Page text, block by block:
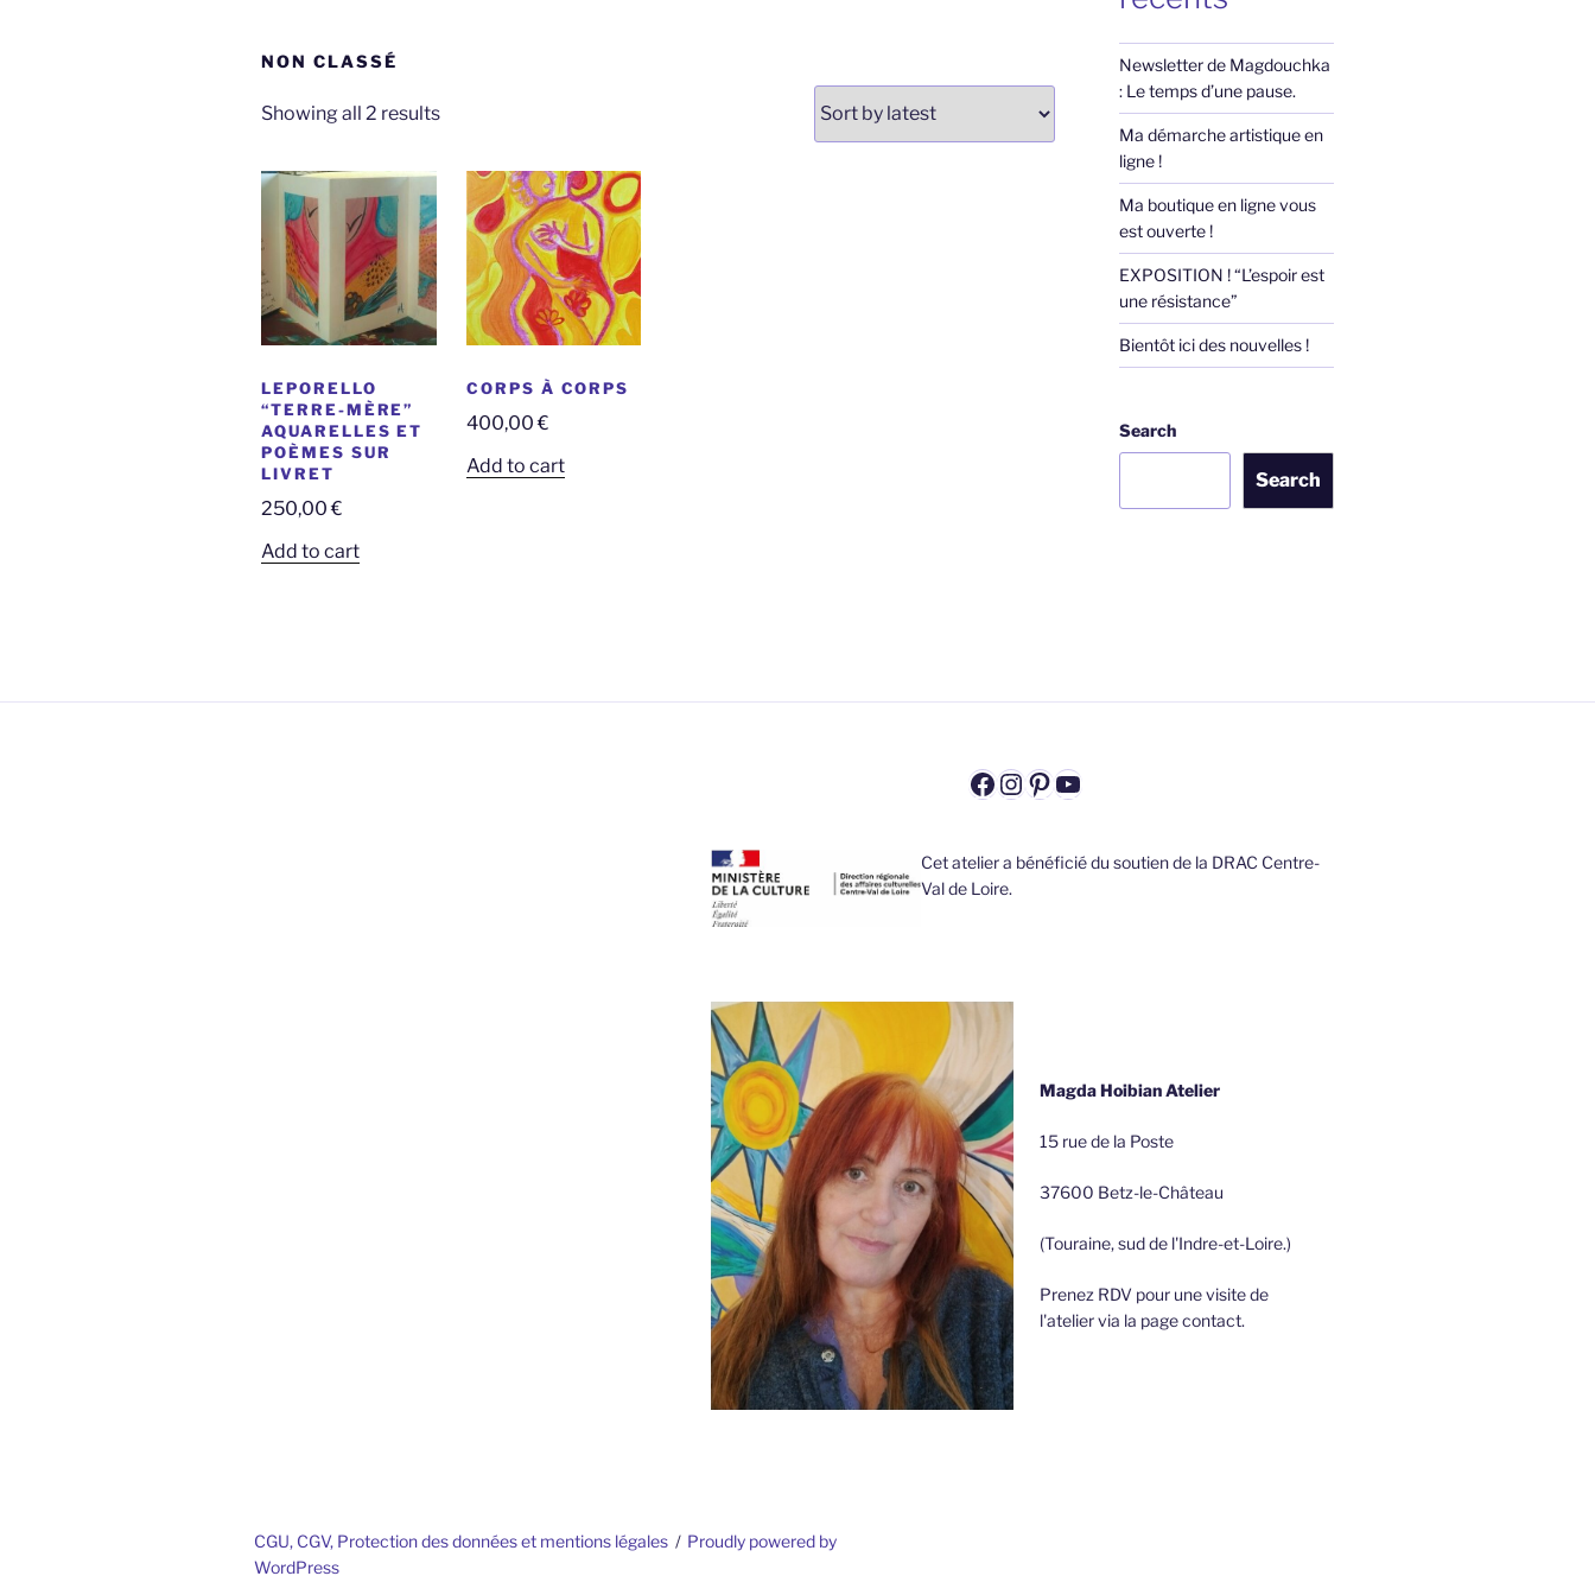
NON CLASSÉ
Showing all 2 resultsSorted
latest
LEPORELLO
“TERRE-MÈRE”
AQUARELLES ET
POÈMES SUR
LIVRET
250,00€
Add to cart
CORPS À CORPS
400,00€
Add to cart
Newsletter de Magdouchka
: Le temps d’une pause.
Ma démarche artistique en
ligne !
Ma boutique en ligne vous
est ouverte !
EXPOSITION ! “L’espoir est
une résistance”
Bientôt ici des nouvelles !
Search
Search
Facebook
Instagram
Pinterest
YouTube
Cet atelier a bénéficié du soutien de la DRAC Centre-
Val de Loire.
Magda Hoibian Atelier
15 rue de la Poste
37600 Betz-le-Château
(Touraine, sud de l'Indre-et-Loire.)
Prenez RDV pour une visite de
l'atelier via la page contact.
CGU, CGV, Protection des données et mentions légales
Proudly powered by
WordPress